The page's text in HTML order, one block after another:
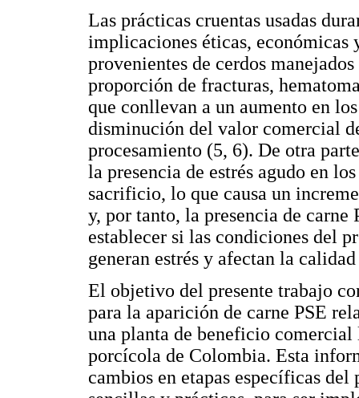
Las prácticas cruentas usadas
implicaciones éticas, económicas
provenientes de cerdos
proporción de fracturas,
que conllevan a un aumento en
disminución del valor comercial
procesamiento (5, 6). De otra
la presencia de estrés agudo en
sacrificio, lo que causa un
y, por tanto, la presencia de carne
establecer si las condiciones del
generan estrés y afectan la
El objetivo del presente trabajo
para la aparición de carne PSE
una planta de beneficio
porcícola de Colombia. Esta
cambios en etapas específicas